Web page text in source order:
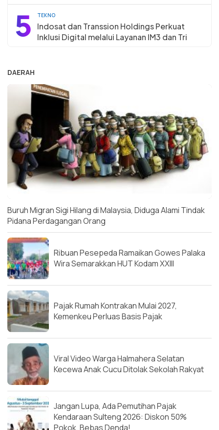
5 TEKNO
Indosat dan Transsion Holdings Perkuat
Inklusi Digital melalui Layanan IM3 dan Tri
DAERAH
Buruh Migran Sigi Hilang di Malaysia, Diduga Alami Tindak
Pidana Perdagangan Orang
Ribuan Pesepeda Ramaikan Gowes Palaka
Wira Semarakkan HUT Kodam XXIII
Pajak Rumah Kontrakan Mulai 2027,
Kemenkeu Perluas Basis Pajak
Viral Video Warga Halmahera Selatan
Kecewa Anak Cucu Ditolak Sekolah Rakyat
Jangan Lupa, Ada Pemutihan Pajak
Kendaraan Sulteng 2026: Diskon 50%
Pokok, Bebas Denda!